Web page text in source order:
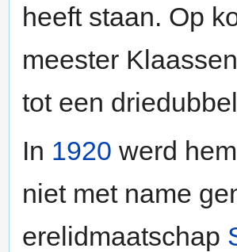
heeft staan. Op
meester
tot een
In 1920 werd
niet met name
erelidmaatschap